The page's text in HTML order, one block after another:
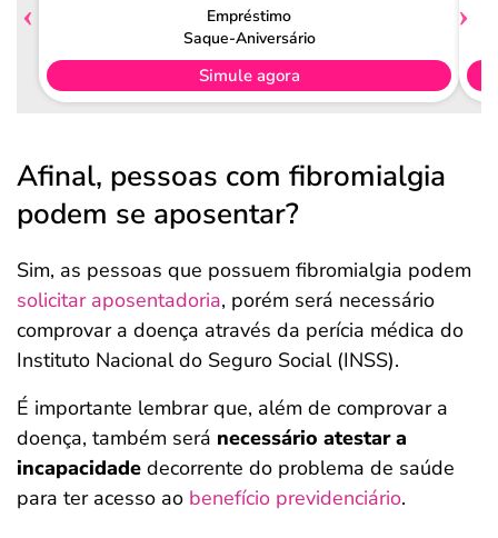
Empréstimo
Saque-Aniversário
Simule agora
Afinal, pessoas com fibromialgia
podem se aposentar?
Sim, as pessoas que possuem fibromialgia podem
solicitar aposentadoria, porém será necessário
comprovar a doença através da perícia médica do
Instituto Nacional do Seguro Social (INSS).
É importante lembrar que, além de comprovar a
doença, também será necessário atestar a
incapacidade decorrente do problema de saúde
para ter acesso ao benefício previdenciário.